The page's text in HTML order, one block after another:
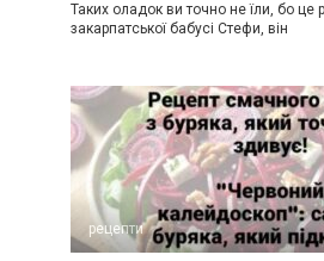
Таких оладок ви точно не їли, бо це
закарпатської бабусі Стефи, він
рецепти